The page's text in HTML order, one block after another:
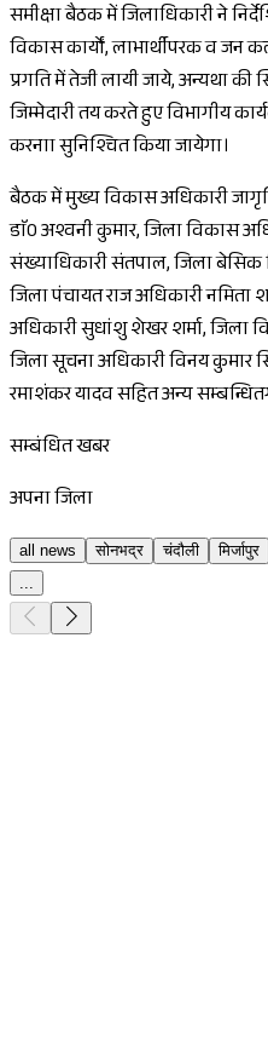
समीक्षा बैठक में जिलाधिकारी ने
विकास कार्यों, लाभार्थीपरक व जन
प्रगति में तेजी लायी जाये, अन्यथा की
जिम्मेदारी तय करते हुए विभागीय
करनाा सुनिश्चित किया जायेगा।
बैठक में मुख्य विकास अधिकारी
डाॅ0 अश्वनी कुमार, जिला विकास
संख्याधिकारी संतपाल, जिला बेसिक
जिला पंचायत राज अधिकारी
अधिकारी सुधांशु शेखर शर्मा, जिला
जिला सूचना अधिकारी विनय कुमार
रमाशंकर यादव सहित अन्य
सम्बंधित खबर
अपना जिला
all news सोनभद्र चंदौली मिर्जापुर
...